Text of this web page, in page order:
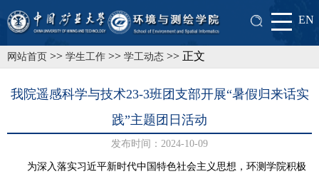
EN
网站首页 >> 学生工作 >> 学工动态 >> 正文
我院遥感科学与技术23-3班团支部开展“暑假归来话实
践”主题团日活动
发布时间：2024-10-09
为深入落实习近平新时代中国特色社会主义思想，环测学院积极